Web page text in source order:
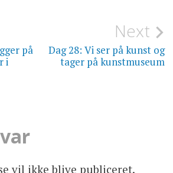
på
i
Next
Dag 28: Vi ser på kunst og
tager på kunstmuseum
vil ikke blive publiceret.